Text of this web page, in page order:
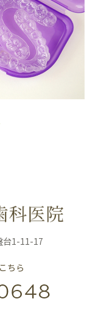
台1-11-17
ちら